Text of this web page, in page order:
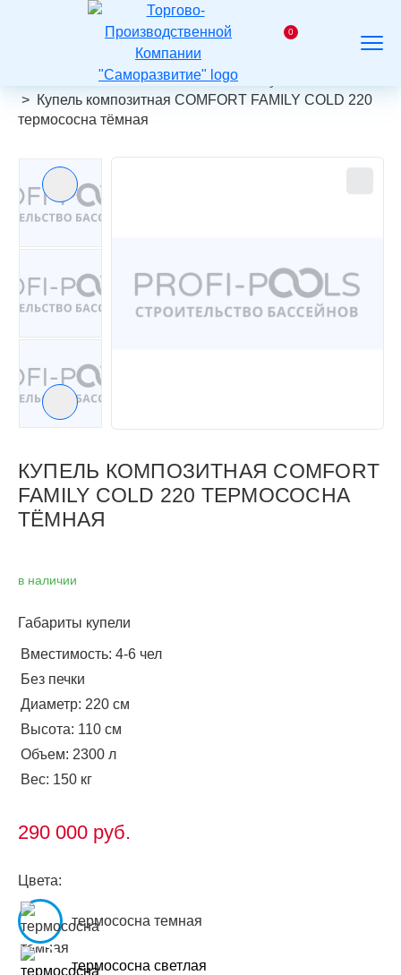
На
главную
0
ПоискМеню
Каталог
Композитные купели
Купель композитная COMFORT FAMILY COLD 220
термососна тёмная
КУПЕЛЬ КОМПОЗИТНАЯ COMFORT
FAMILY COLD 220 ТЕРМОСОСНА
ТЁМНАЯ
в наличии
Габариты купели
Вместимость: 4-6 чел
Без печки
Диаметр: 220 см
Высота: 110 см
Объем: 2300 л
Вес: 150 кг
290 000 руб.
Цвета:
термососна темная
термососна светлая
Предыдущий слайд
Следующий слайд